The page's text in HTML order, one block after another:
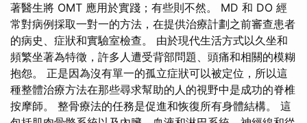
著醫生將 OMT 應用於實踐；有些則不然。 MD 和 DO 經
常對病例採取一對一的方法，在提供治療計劃之前審查患者
的病史、症狀和實驗室檢查。 由於現代生活方式以久坐和
頻繁坐著為特徵，許多人遭受背部問題、頭痛和相關的模糊
抱怨。 正是因為沒有單一的孤立症狀可以被定位，所以這
種整體治療方法在那些尋求幫助的人的視野中是成功的脊椎
按摩師。 整骨療法的任務是促進和恢復所有身體結構。 這